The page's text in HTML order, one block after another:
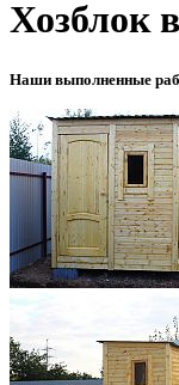
Хозблок
Наши выполненные